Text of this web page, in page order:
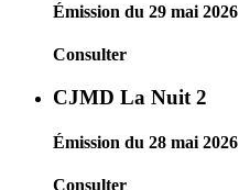
Émission du 29 mai 2026
Consulter
CJMD La Nuit 2
Émission du 28 mai 2026
Consulter